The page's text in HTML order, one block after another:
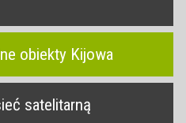
obiekty Kijowa
satelitarną